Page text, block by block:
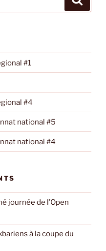
#1
#4
national #5
national #4
journée de l’Open
à la coupe du